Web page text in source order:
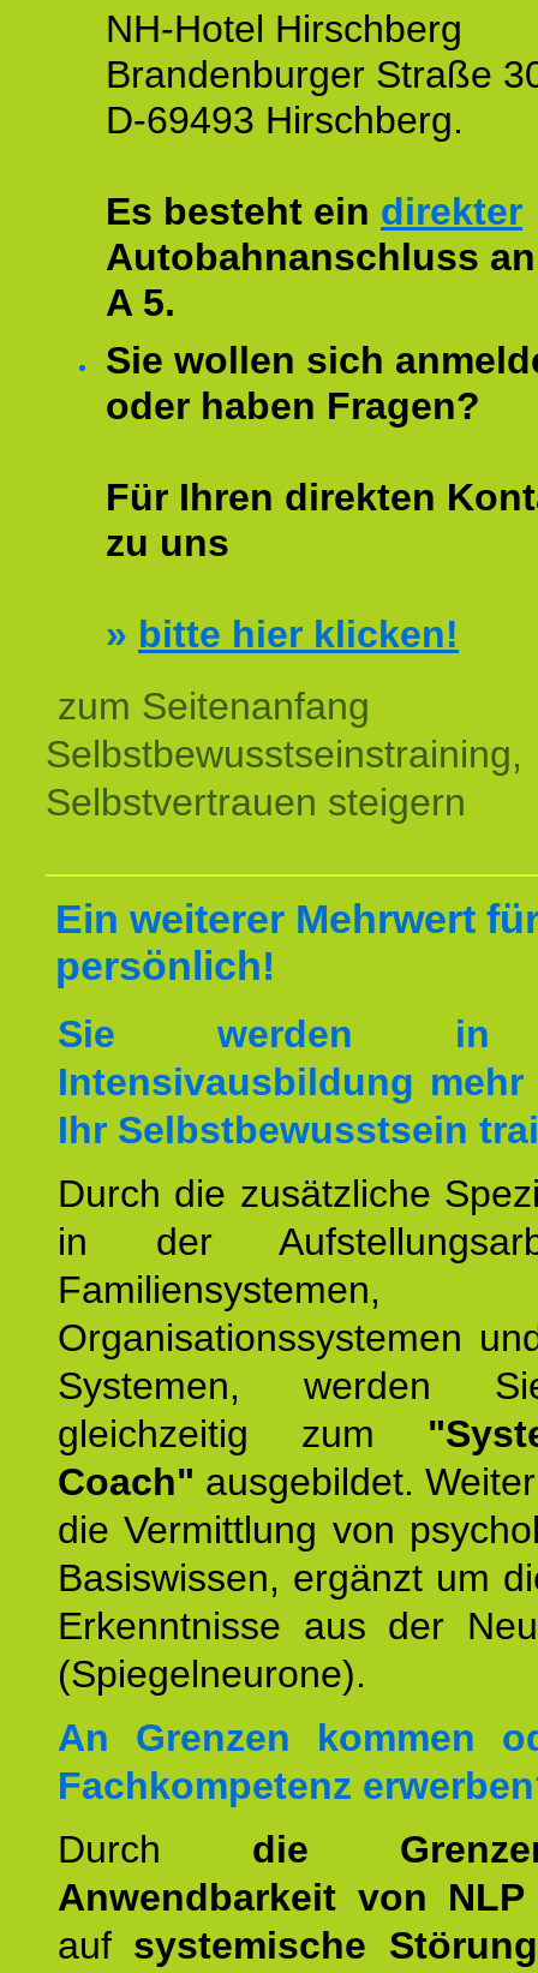
NH-Hotel Hirschberg
Brandenburger Straße
D-69493 Hirschberg.
Es besteht ein direkter
Autobahnanschluss
A 5.
Sie wollen sich
oder haben Fragen?
Für Ihren direkten
zu uns
» bitte hier klicken!
zum Seitenanfang
Selbstbewusstseinstraining,
Selbstvertrauen steigern
Ein weiterer Mehrwert
persönlich!
Sie werden in
Intensivausbildung
Ihr Selbstbewusstsein
Durch die zusätzliche
in der
Familiensystemen,
Organisationssystemen
Systemen, werden
gleichzeitig zum
Coach" ausgebildet.
die Vermittlung von
Basiswissen, ergänzt um
Erkenntnisse aus der
(Spiegelneurone).
An Grenzen kommen
Fachkompetenz
Durch die
Anwendbarkeit von NLP
auf systemische